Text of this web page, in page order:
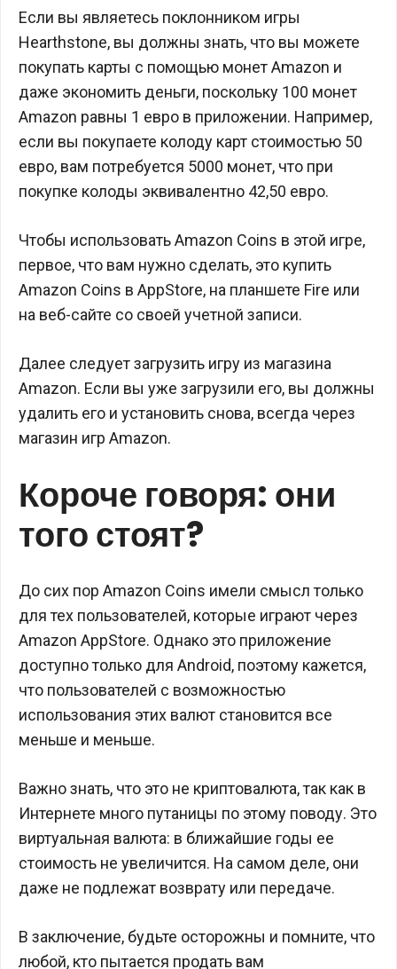
Если вы являетесь поклонником игры
Hearthstone, вы должны знать, что вы можете
покупать карты с помощью монет Amazon и
даже экономить деньги, поскольку 100 монет
Amazon равны 1 евро в приложении. Например,
если вы покупаете колоду карт стоимостью 50
евро, вам потребуется 5000 монет, что при
покупке колоды эквивалентно 42,50 евро.
Чтобы использовать Amazon Coins в этой игре,
первое, что вам нужно сделать, это купить
Amazon Coins в AppStore, на планшете Fire или
на веб-сайте со своей учетной записи.
Далее следует загрузить игру из магазина
Amazon. Если вы уже загрузили его, вы должны
удалить его и установить снова, всегда через
магазин игр Amazon.
Короче говоря: они
того стоят?
До сих пор Amazon Coins имели смысл только
для тех пользователей, которые играют через
Amazon AppStore. Однако это приложение
доступно только для Android, поэтому кажется,
что пользователей с возможностью
использования этих валют становится все
меньше и меньше.
Важно знать, что это не криптовалюта, так как в
Интернете много путаницы по этому поводу. Это
виртуальная валюта: в ближайшие годы ее
стоимость не увеличится. На самом деле, они
даже не подлежат возврату или передаче.
В заключение, будьте осторожны и помните, что
любой, кто пытается продать вам